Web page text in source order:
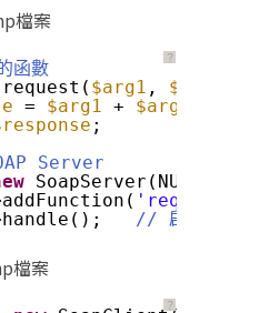
檔案
？
函數
request( $arg1 , $arg2
= $arg1 + $arg2
;
Server
SoapServer(NULL,
'request'
// 啟動
檔案
？